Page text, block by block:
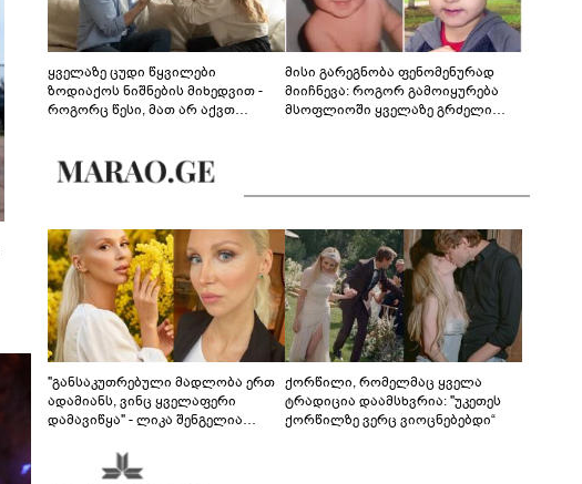
ყველაზე ცუდი წყვილები
ზოდიაქოს ნიშნების მიხედვით -
როგორც წესი, მათ არ აქვთ
მისი გარეგნობა ფენომენურად
მიიჩნევა: როგორ გამოიყურება
მსოფლიოში ყველაზე გრძელი
"განსაკუთრებული მადლობა ერთ
ადამიანს, ვინც ყველაფერი
დამავიწყა" - ლიკა შენგელია
ქორწილი, რომელმაც ყველა
ტრადიცია დაამსხვრია: "უკეთეს
ქორწილზე ვერც ვიოცნებებდი“